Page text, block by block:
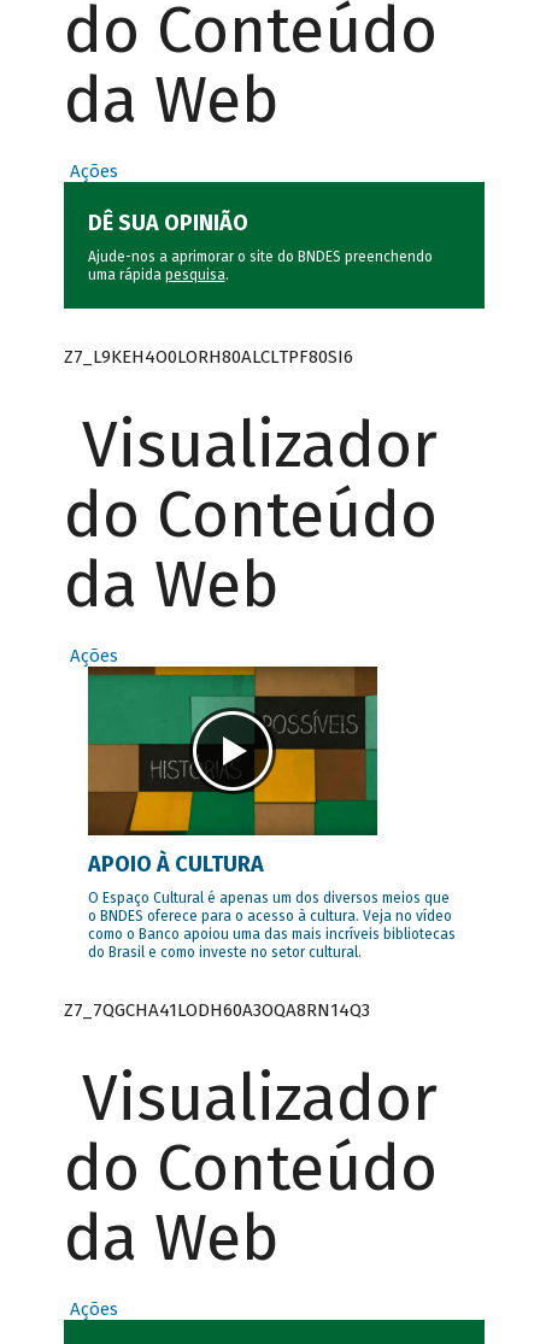
do Conteúdo
da Web
Ações
DÊ SUA OPINIÃO
Ajude-nos a aprimorar o site do BNDES preenchendo
uma rápida pesquisa.
Z7_L9KEH4O0LORH80ALCLTPF80SI6
Visualizador
do Conteúdo
da Web
Ações
APOIO À CULTURA
O Espaço Cultural é apenas um dos diversos meios que
o BNDES oferece para o acesso à cultura. Veja no vídeo
como o Banco apoiou uma das mais incríveis bibliotecas
do Brasil e como investe no setor cultural.
Z7_7QGCHA41LODH60A3OQA8RN14Q3
Visualizador
do Conteúdo
da Web
Ações